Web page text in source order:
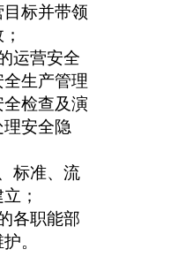
标并带领
运营安全
生产管理
检查及演
安全隐
标准、流
；
各职能部
。